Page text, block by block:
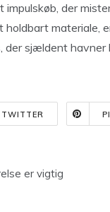
impulskøb, der
materiale,
der sjældent
TWITTER
er vigtig